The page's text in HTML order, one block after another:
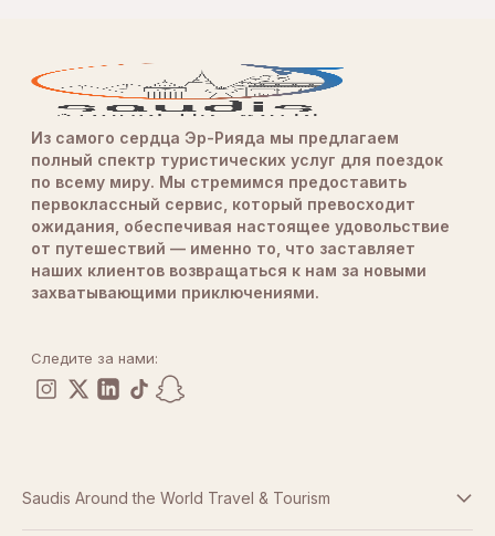
Из самого сердца Эр-Рияда мы предлагаем
полный спектр туристических услуг для поездок
по всему миру. Мы стремимся предоставить
первоклассный сервис, который превосходит
ожидания, обеспечивая настоящее удовольствие
от путешествий — именно то, что заставляет
наших клиентов возвращаться к нам за новыми
захватывающими приключениями.
Следите за нами:
Saudis Around the World Travel & Tourism